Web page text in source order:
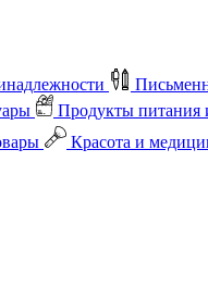
Продукты питания
Красота и